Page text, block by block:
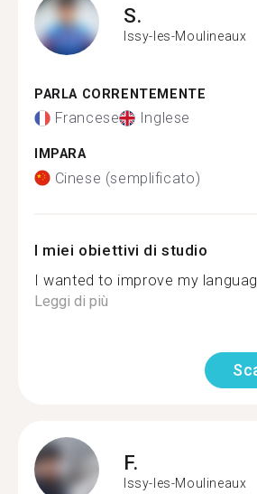
S.
Issy-les-Moulineaux
PARLA CORRENTEMENTE
Francese Inglese
IMPARA
Cinese (semplificato)
I miei obiettivi di studio
I wanted to improve my
Leggi di più
F.
Issy-les-Moulineaux